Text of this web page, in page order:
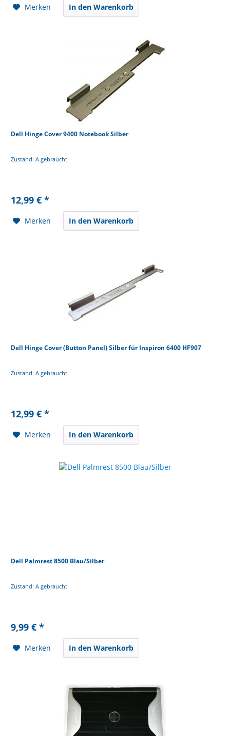
Merken In den Warenkorb
Dell Hinge Cover 9400 Notebook Silber
Zustand: A gebraucht
12,99 € *
Merken In den Warenkorb
Dell Hinge Cover (Button Panel) Silber für Inspiron 6400 HF907
Zustand: A gebraucht
12,99 € *
Merken In den Warenkorb
Dell Palmrest 8500 Blau/Silber
Zustand: A gebraucht
9,99 € *
Merken In den Warenkorb